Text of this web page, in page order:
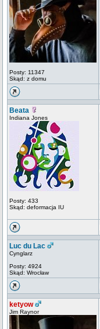
Posty: 11347
Skąd: z domu
Beata
Indiana Jones
Posty: 433
Skąd: deformacja IU
Luc du Lac
Cynglarz
Posty: 4924
Skąd: Wrocław
ketyow
Jim Raynor